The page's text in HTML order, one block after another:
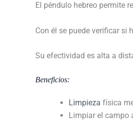
El péndulo hebreo permite
Con él se puede verificar si
Su efectividad es alta a
Beneficios:
Limpieza física
Limpiar el campo